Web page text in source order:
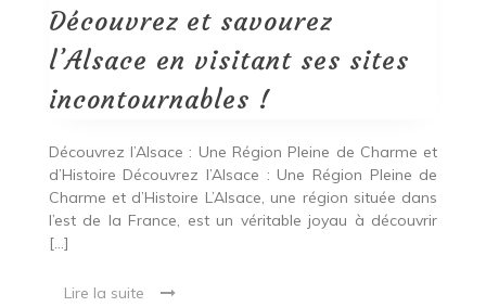
ses
incontournables
Découvrez et savourez
l’Alsace en visitant ses sites
incontournables !
Découvrez l’Alsace : Une Région Pleine de Charme et
d’Histoire Découvrez l’Alsace : Une Région Pleine de
Charme et d’Histoire L’Alsace, une région située dans
l’est de la France, est un véritable joyau à découvrir
[…]
Lire la suite